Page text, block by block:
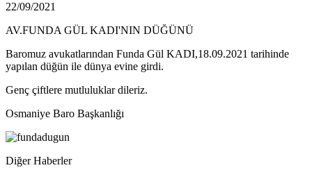
22/09/2021
AV.FUNDA GÜL KADI'NIN DÜĞÜNÜ
Baromuz avukatlarından Funda Gül KADI,18.09.2021 tarihinde
yapılan düğün ile dünya evine girdi.
Genç çiftlere mutluluklar dileriz.
Osmaniye Baro Başkanlığı
Diğer Haberler